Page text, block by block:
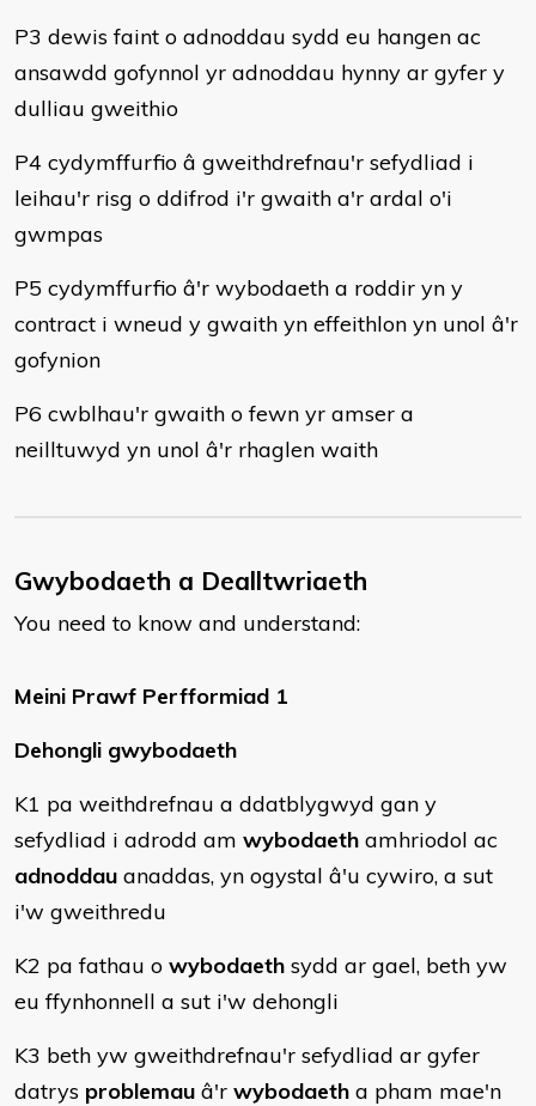
P3 dewis faint o adnoddau sydd eu hangen ac
ansawdd gofynnol yr adnoddau hynny ar gyfer y
dulliau gweithio
P4 cydymffurfio â gweithdrefnau'r sefydliad i
leihau'r risg o ddifrod i'r gwaith a'r ardal o'i
gwmpas
P5 cydymffurfio â'r wybodaeth a roddir yn y
contract i wneud y gwaith yn effeithlon yn unol â'r
gofynion
P6 cwblhau'r gwaith o fewn yr amser a
neilltuwyd yn unol â'r rhaglen waith
Gwybodaeth a Dealltwriaeth
You need to know and understand:
Meini Prawf Perfformiad 1
Dehongli gwybodaeth
K1 pa weithdrefnau a ddatblygwyd gan y
sefydliad i adrodd am wybodaeth amhriodol ac
adnoddau anaddas, yn ogystal â'u cywiro, a sut
i'w gweithredu
K2 pa fathau o wybodaeth sydd ar gael, beth yw
eu ffynhonnell a sut i'w dehongli
K3 beth yw gweithdrefnau'r sefydliad ar gyfer
datrys problemau â'r wybodaeth a pham mae'n